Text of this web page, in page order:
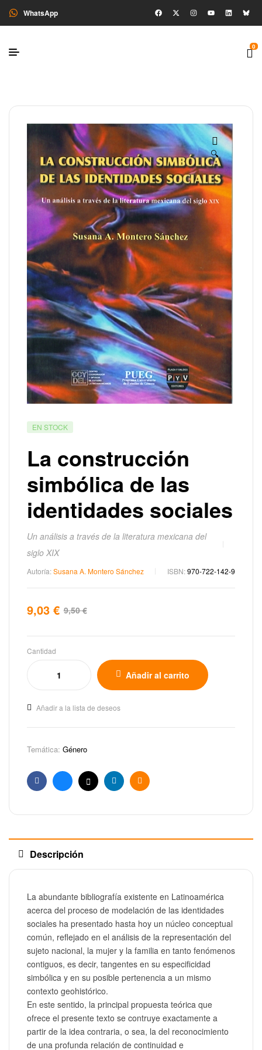
WhatsApp
0
🔍
EN STOCK
La construcción
simbólica de las
identidades sociales
Un análisis a través de la literatura mexicana del
siglo XIX
Autoría:Susana A. Montero Sánchez ISBN:970-722-142-9
9,50€
9,03 €
Cantidad
Añadir al carrito
Añadir a la lista de deseos
Temática: Género
FacebookBlueskyX LinkedinEmail
Descripción
La abundante bibliografía existente en Latinoamérica
acerca del proceso de modelación de las identidades
sociales ha presentado hasta hoy un núcleo conceptual
común, reflejado en el análisis de la representación del
sujeto nacional, la mujer y la familia en tanto fenómenos
contiguos, es decir, tangentes en su especificidad
simbólica y en su posible pertenencia a un mismo
contexto geohistórico.
En este sentido, la principal propuesta teórica que
ofrece el presente texto se contruye exactamente a
partir de la idea contraria, o sea, la del reconocimiento
de una profunda relación de continuidad e